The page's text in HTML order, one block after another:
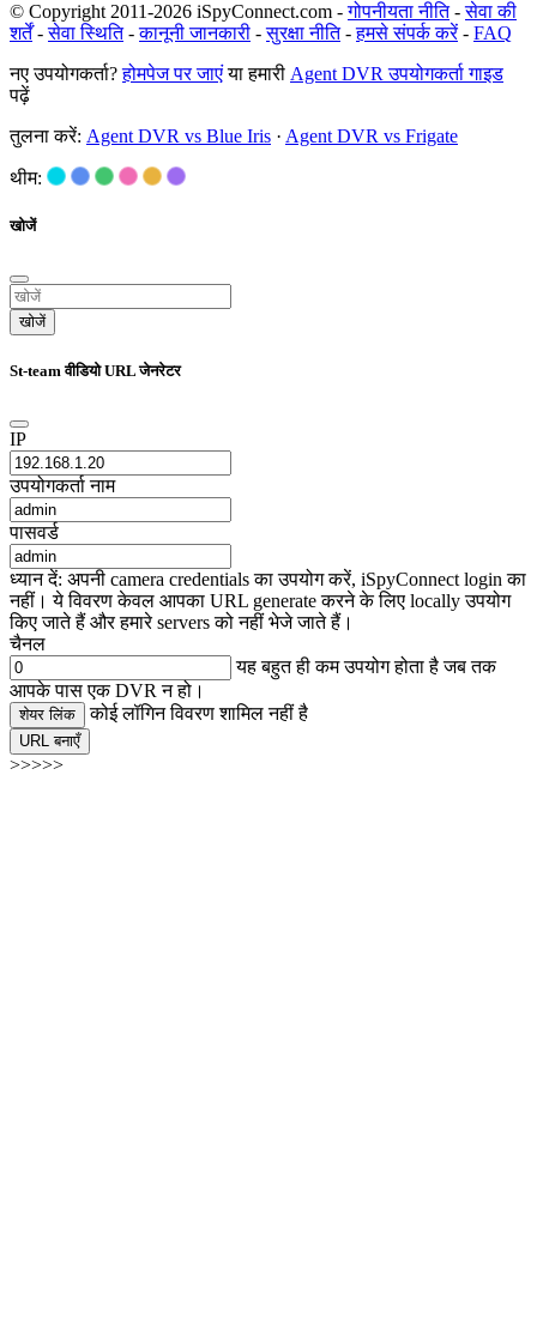
© Copyright 2011-2026 iSpyConnect.com -गोपनीयता नीति-सेवा की
शर्तें-सेवा स्थिति-कानूनी जानकारी -सुरक्षा नीति-हमसे संपर्क करें- FAQ
नए उपयोगकर्ता?होमपेज पर जाएंया हमारी Agent DVR उपयोगकर्ता गाइड
पढ़ें
तुलना करें: Agent DVR vs Blue Iris · Agent DVR vs Frigate
थीम:
खोजें
खोजें
St-team वीडियो URL जेनरेटर
IP
उपयोगकर्ता नाम
पासवर्ड
ध्यान दें: अपनी camera credentials का उपयोग करें, iSpyConnect login का
नहीं। ये विवरण केवल आपका URL generate करने के लिए locally उपयोग
किए जाते हैं और हमारे servers को नहीं भेजे जाते हैं।
चैनल
यह बहुत ही कम उपयोग होता है जब तक
आपके पास एक DVR न हो।
शेयर लिंक कोई लॉगिन विवरण शामिल नहीं है
URL बनाएँ
>>>>>